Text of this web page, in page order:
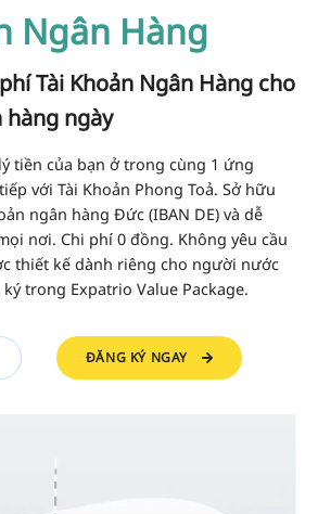
Ngân Hàng
Tài Khoản Ngân Hàng cho
hàng ngày
tiền của bạn ở trong cùng 1 ứng
với Tài Khoản Phong Toả. Sở hữu
ngân hàng Đức (IBAN DE) và dễ
nơi. Chi phí 0 đồng. Không yêu cầu
thiết kế dành riêng cho người nước
trong Expatrio Value Package.
ĐĂNG KÝ NGAY